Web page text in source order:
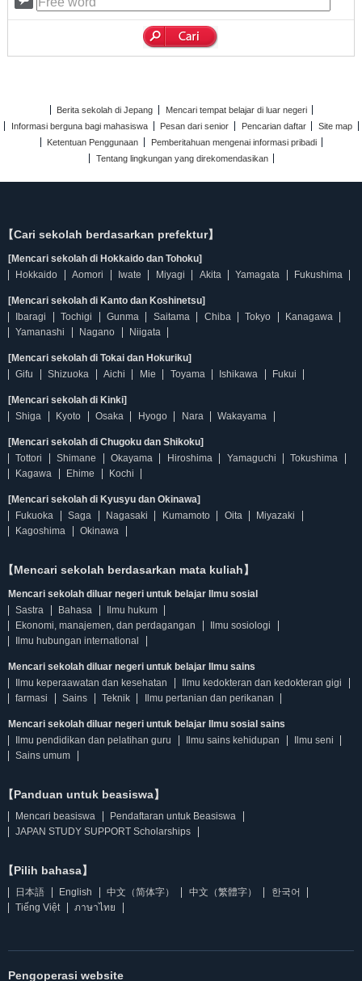
Berita sekolah di Jepang
Mencari tempat belajar di luar negeri
Informasi berguna bagi mahasiswa
Pesan dari senior Pencarian daftar
Site map
Ketentuan Penggunaan
Pemberitahuan mengenai informasi pribadi
Tentang lingkungan yang direkomendasikan
【Cari sekolah berdasarkan prefektur】
[Mencari sekolah di Hokkaido dan Tohoku]
Hokkaido
Aomori Iwate Miyagi Akita Yamagata Fukushima
[Mencari sekolah di Kanto dan Koshinetsu]
Ibaragi
Tochigi Gunma Saitama Chiba Tokyo
Kanagawa
Yamanashi
Nagano Niigata
[Mencari sekolah di Tokai dan Hokuriku]
Gifu
Shizuoka Aichi Mie Toyama Ishikawa Fukui
[Mencari sekolah di Kinki]
Shiga
Kyoto Osaka Hyogo Nara Wakayama
[Mencari sekolah di Chugoku dan Shikoku]
Tottori
Shimane Okayama Hiroshima Yamaguchi
Tokushima
Kagawa
Ehime Kochi
[Mencari sekolah di Kyusyu dan Okinawa]
Fukuoka
Saga Nagasaki Kumamoto Oita
Miyazaki
Kagoshima
Okinawa
【Mencari sekolah berdasarkan mata kuliah】
Mencari sekolah diluar negeri untuk belajar Ilmu sosial
Sastra
Bahasa
Ilmu hukum
Ekonomi, manajemen, dan perdagangan
Ilmu sosiologi
Ilmu hubungan international
Mencari sekolah diluar negeri untuk belajar Ilmu sains
Ilmu keperaawatan dan kesehatan
Ilmu kedokteran dan kedokteran gigi
farmasi
Sains Teknik Ilmu pertanian dan perikanan
Mencari sekolah diluar negeri untuk belajar Ilmu sosial sains
Ilmu pendidikan dan pelatihan guru
Ilmu sains kehidupan
Ilmu seni
Sains umum
【Panduan untuk beasiswa】
Mencari beasiswa
Pendaftaran untuk Beasiswa
JAPAN STUDY SUPPORT Scholarships
【Pilih bahasa】
日本語 English 中文（简体字） 中文（繁體字）
한국어
Tiếng Việt
ภาษาไทย
Pengoperasi website